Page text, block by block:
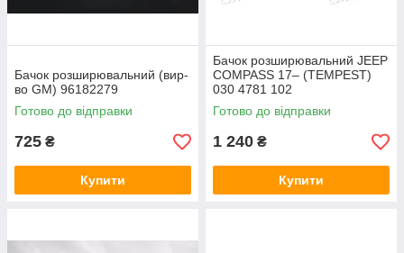
Бачок розширювальний (вир-
во GM) 96182279
Готово до відправки
725 ₴
Купити
Бачок розширювальний JEEP
COMPASS 17– (TEMPEST)
030 4781 102
Готово до відправки
1 240 ₴
Купити